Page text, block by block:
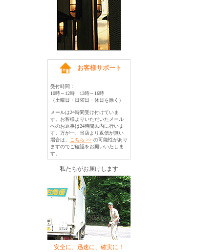
お客様サポート
受付時間：
10時～12時 13時～16時
（土曜日・日曜日・休日を除く）
メールは24時間受け付けていま
す。お客様よりいただいたメール
へのお返事は24時間以内に行いま
す。万が一、当店より返信が無い
場合は、
こちら >> の可能性があり
ますのでご確認をお願いいたしま
す。
私たちがお届けします
安全に、迅速に、確実に！